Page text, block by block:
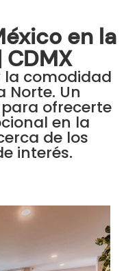
en la
CDMX
la comodidad
Norte. Un
ofrecerte
en la
de los
interés.